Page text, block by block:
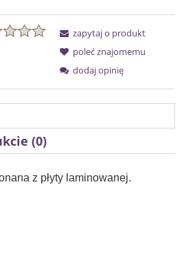
zapytaj o produkt
poleć znajomemu
dodaj opinię
(0)
z płyty laminowanej.